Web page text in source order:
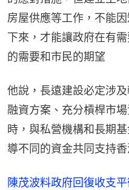
房屋供應等工作，不能
下來，才能讓政府在有
的需要和市民的期望
他說，長遠建設必定涉
融資方案、充分槓桿市
時，與私營機構和長期
導不同的資金共同支持香
陳茂波料政府回復收支